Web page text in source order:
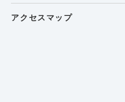
アクセスマップ